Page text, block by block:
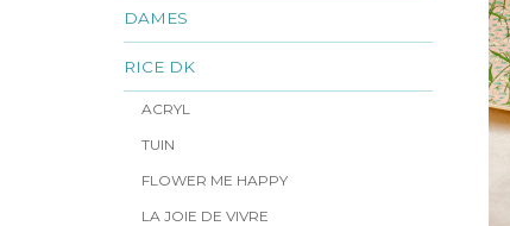
DAMES
RICE DK
ACRYL
TUIN
FLOWER ME HAPPY
LA JOIE DE VIVRE